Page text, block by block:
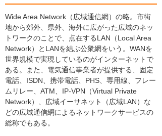
Wide Area Network（広域通信網）の略。市街
地から郊外、県外、海外に広がった広域のネッ
トワークのことで、点在するLAN（Local Area
Network）とLANを結ぶ公衆網をいう。WANを
世界規模で実現しているのがインターネットで
ある。また、電気通信事業者が提供する、固定
電話、ISDN、携帯電話、PHS、専用線、フレー
ムリレー、ATM、IP-VPN（Virtual Private
Network）、広域イーサネット（広域LAN）な
どの広域通信網によるネットワークサービスの
総称でもある。